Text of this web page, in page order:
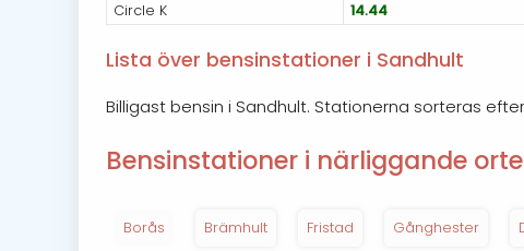
Circle K
14.44
Lista över bensinstationer i Sandhult
Billigast bensin i Sandhult. Stationerna sorteras
Bensinstationer i närliggande
Borås Brämhult Fristad Gånghester